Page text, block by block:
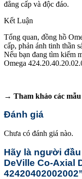
đẳng cấp và độc đáo.
Kết Luận
Tổng quan, đồng hồ
cấp, phản ánh tinh thần
Nếu bạn đang tìm kiếm
Omega
→ Tham khảo các mẫu
Đánh giá
Chưa có đánh giá nào.
Hãy là người
DeVille Co-Axial